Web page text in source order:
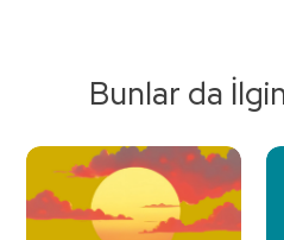
Detaylı
İncele
Bunlar da